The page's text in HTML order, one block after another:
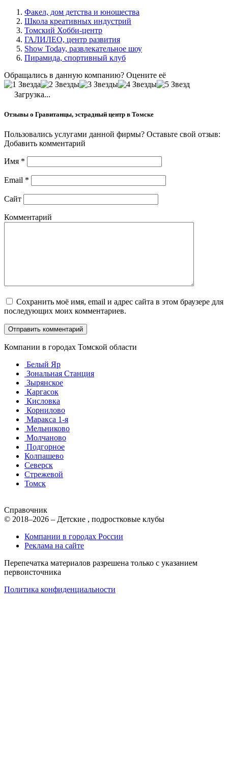
Факел, дом детства и юношества
Школа креативных индустрий
Томский Хобби-центр
ГАЛИЛЕО, центр развития
Show Today, развлекательное шоу
Пирамида, спортивный клуб
Обращались в данную компанию? Оцените её
Загрузка...
Отзывы о Гравитанцы, эстрадный центр в Томске
Пользовались услугами данной фирмы? Оставьте свой отзыв:
Добавить комментарий
Имя *
Email *
Сайт
Комментарий
Сохранить моё имя, email и адрес сайта в этом браузере для
последующих моих комментариев.
Компании в городах Томской области
Белый Яр
Зональная Станция
Зырянское
Каргасок
Кисловка
Корнилово
Маракса 1-я
Мельниково
Молчаново
Подгорное
Колпашево
Северск
Стрежевой
Томск
Справочник
© 2018–2026 – Детские , подростковые клубы
Компании в городах России
Реклама на сайте
Перепечатка материалов разрешена только с указанием
первоисточника
Политика конфиденциальности